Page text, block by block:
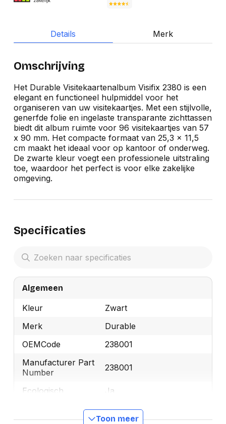
Details Merk
Omschrijving
Het Durable Visitekaartenalbum Visifix 2380 is een
elegant en functioneel hulpmiddel voor het
organiseren van uw visitekaartjes. Met een stijlvolle,
generfde folie en ingelaste transparante zichttassen
biedt dit album ruimte voor 96 visitekaartjes van 57
x 90 mm. Het compacte formaat van 25,3 x 11,5
cm maakt het ideaal voor op kantoor of onderweg.
De zwarte kleur voegt een professionele uitstraling
toe, waardoor het perfect is voor elke zakelijke
omgeving.
Specificaties
Algemeen
Kleur
Zwart
Merk
Durable
OEMCode
238001
Manufacturer Part
Number
238001
Ecologisch
Ja
4005546250007
Toon meer